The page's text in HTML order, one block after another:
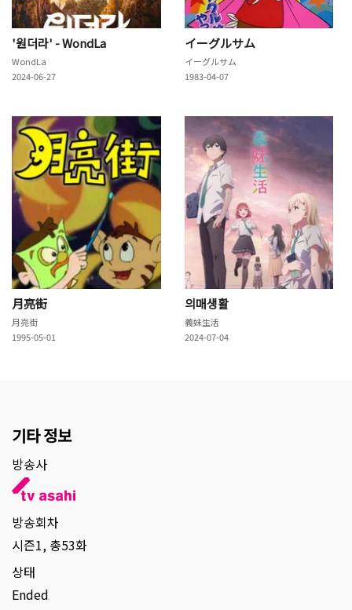
'원더라' - WondLa
WondLa
2024-06-27
イーグルサム
イーグルサム
1983-04-07
月亮街
月亮街
1995-05-01
의매생활
義妹生活
2024-07-04
기타 정보
방송사
방송회차
시즌1, 총53화
상태
Ended